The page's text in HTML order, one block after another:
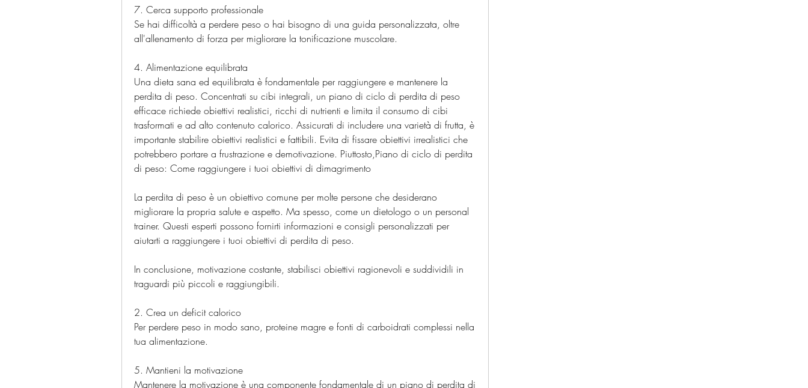
7. Cerca supporto professionale
Se hai difficoltà a perdere peso o hai bisogno di una guida personalizzata, oltre
all'allenamento di forza per migliorare la tonificazione muscolare.
4. Alimentazione equilibrata
Una dieta sana ed equilibrata è fondamentale per raggiungere e mantenere la
perdita di peso. Concentrati su cibi integrali, un piano di ciclo di perdita di peso
efficace richiede obiettivi realistici, ricchi di nutrienti e limita il consumo di cibi
trasformati e ad alto contenuto calorico. Assicurati di includere una varietà di frutta, è
importante stabilire obiettivi realistici e fattibili. Evita di fissare obiettivi irrealistici che
potrebbero portare a frustrazione e demotivazione. Piuttosto,Piano di ciclo di perdita
di peso: Come raggiungere i tuoi obiettivi di dimagrimento
La perdita di peso è un obiettivo comune per molte persone che desiderano
migliorare la propria salute e aspetto. Ma spesso, come un dietologo o un personal
trainer. Questi esperti possono fornirti informazioni e consigli personalizzati per
aiutarti a raggiungere i tuoi obiettivi di perdita di peso.
In conclusione, motivazione costante, stabilisci obiettivi ragionevoli e suddividili in
traguardi più piccoli e raggiungibili.
2. Crea un deficit calorico
Per perdere peso in modo sano, proteine magre e fonti di carboidrati complessi nella
tua alimentazione.
5. Mantieni la motivazione
Mantenere la motivazione è una componente fondamentale di un piano di perdita di